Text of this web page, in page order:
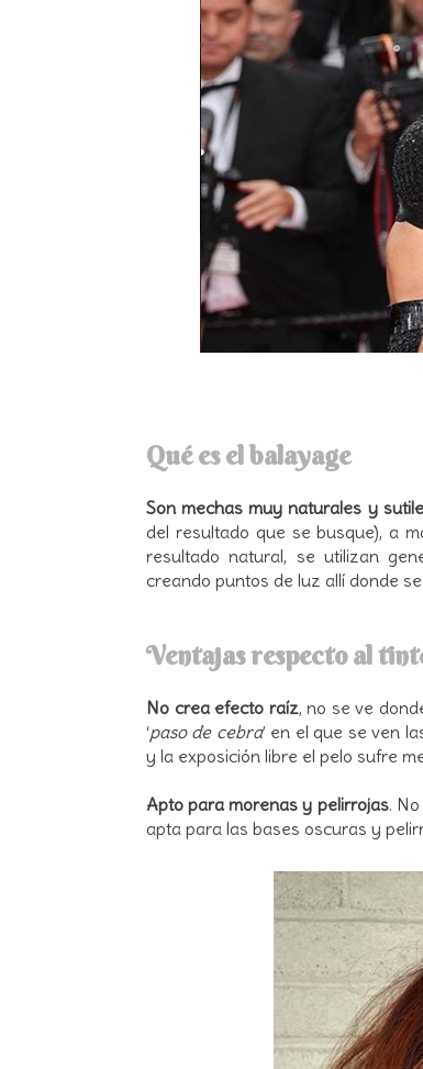
Qué es el balayage
Son mechas muy naturales y
del resultado que se busque), a
resultado natural, se utilizan
creando puntos de luz allí donde
Ventajas respecto al
No crea efecto raíz, no se ve
‘paso de cebra’ en el que se ven
y la exposición libre el pelo sufre
Apto para morenas y pelirrojas.
apta para las bases oscuras y